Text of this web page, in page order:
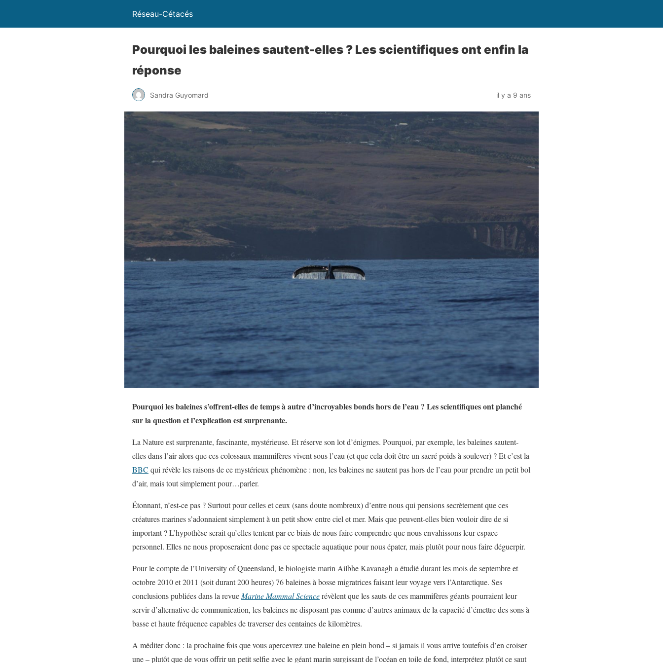
Réseau-Cétacés
Pourquoi les baleines sautent-elles ? Les scientifiques ont enfin la
réponse
Sandra Guyomard il y a 9 ans
Pourquoi les baleines s’offrent-elles de temps à autre d’incroyables bonds hors de l’eau ? Les scientifiques ont planché
sur la question et l’explication est surprenante.
La Nature est surprenante, fascinante, mystérieuse. Et réserve son lot d’énigmes. Pourquoi, par exemple, les baleines sautent-
elles dans l’air alors que ces colossaux mammifères vivent sous l’eau (et que cela doit être un sacré poids à soulever) ? Et c’est la
BBC qui révèle les raisons de ce mystérieux phénomène : non, les baleines ne sautent pas hors de l’eau pour prendre un petit bol
d’air, mais tout simplement pour…parler.
Étonnant, n’est-ce pas ? Surtout pour celles et ceux (sans doute nombreux) d’entre nous qui pensions secrètement que ces
créatures marines s’adonnaient simplement à un petit show entre ciel et mer. Mais que peuvent-elles bien vouloir dire de si
important ? L’hypothèse serait qu’elles tentent par ce biais de nous faire comprendre que nous envahissons leur espace
personnel. Elles ne nous proposeraient donc pas ce spectacle aquatique pour nous épater, mais plutôt pour nous faire déguerpir.
Pour le compte de l’University of Queensland, le biologiste marin Ailbhe Kavanagh a étudié durant les mois de septembre et
octobre 2010 et 2011 (soit durant 200 heures) 76 baleines à bosse migratrices faisant leur voyage vers l’Antarctique. Ses
conclusions publiées dans la revueMarine Mammal Sciencerévèlent que les sauts de ces mammifères géants pourraient leur
servir d’alternative de communication, les baleines ne disposant pas comme d’autres animaux de la capacité d’émettre des sons à
basse et haute fréquence capables de traverser des centaines de kilomètres.
A méditer donc : la prochaine fois que vous apercevrez une baleine en plein bond – si jamais il vous arrive toutefois d’en croiser
une – plutôt que de vous offrir un petit selfie avec le géant marin surgissant de l’océan en toile de fond, interprétez plutôt ce saut